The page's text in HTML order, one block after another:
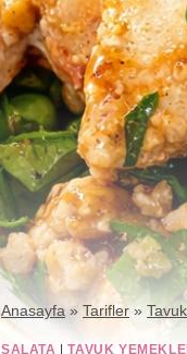
Anasayfa» Tarifler »
SALATA |TAVUK